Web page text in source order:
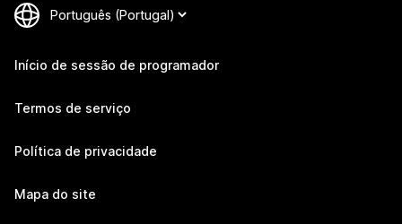
Início de sessão de programador
Termos de serviço
Política de privacidade
Mapa do site